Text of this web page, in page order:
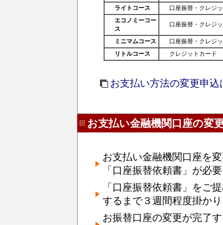
ライトコース
口座振替・クレジ
エコノミーコー
ス
口座振替・クレジ
ミニマムコース
口座振替・クレジ
リトルコース
クレジットカード
お支払い方法の変更申
お支払い金融機関口座の変
お支払い金融機関口座を
「口座振替依頼書」が必
「口座振替依頼書」をご
するまで３週間程度掛か
お振替口座の変更が完了